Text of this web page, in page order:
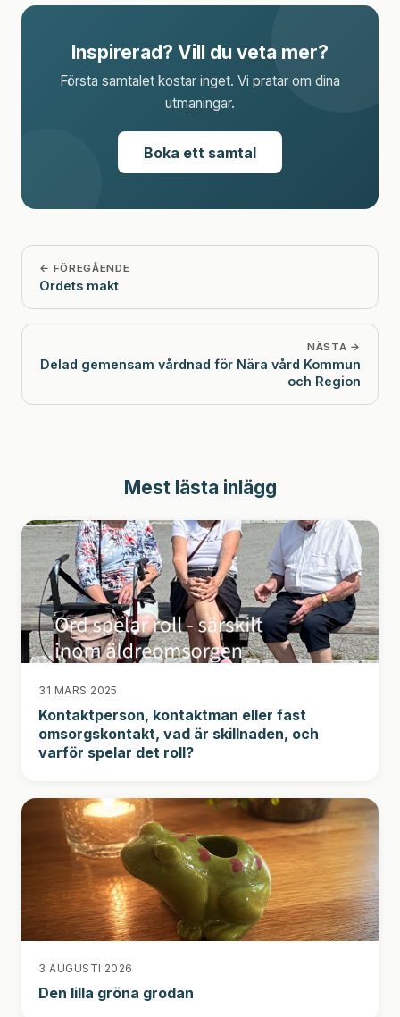
Inspirerad? Vill du veta mer?
Första samtalet kostar inget. Vi pratar om dina
utmaningar.
Boka ett samtal
← FÖREGÅENDE
Ordets makt
NÄSTA →
Delad gemensam vårdnad för Nära vård Kommun
och Region
Mest lästa inlägg
31 MARS 2025
Kontaktperson, kontaktman eller fast
omsorgskontakt, vad är skillnaden, och
varför spelar det roll?
3 AUGUSTI 2026
Den lilla gröna grodan